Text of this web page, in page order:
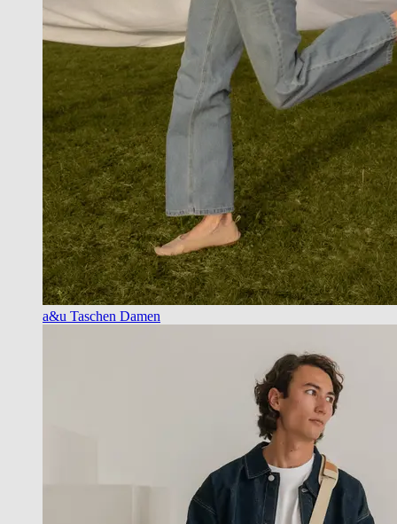
a&u Taschen Damen